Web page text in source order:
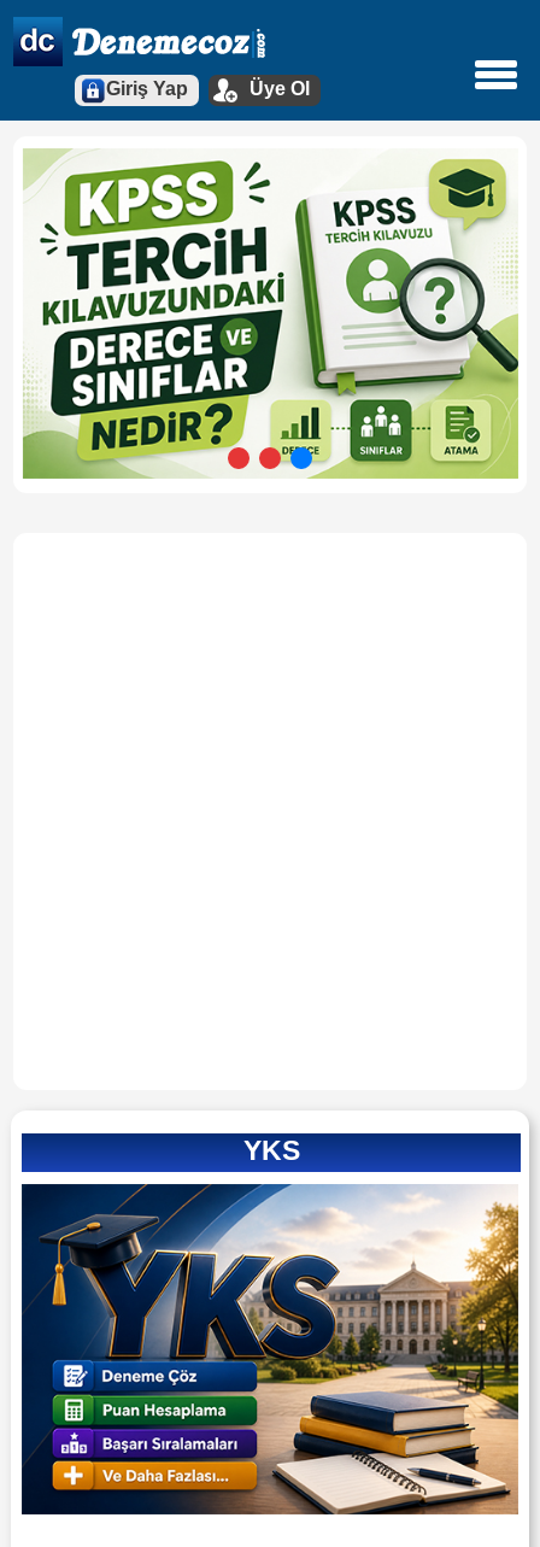
Giriş Yap Üye Ol
YKS